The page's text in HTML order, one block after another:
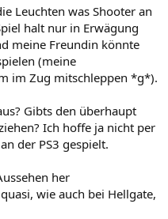
Leuchten was Shooter an
halt nur in Erwägung
meine Freundin könnte
(meine
im Zug mitschleppen *g*).
Gibts den überhaupt
Ich hoffe ja nicht per
der PS3 gespielt.
her
wie auch bei Hellgate,